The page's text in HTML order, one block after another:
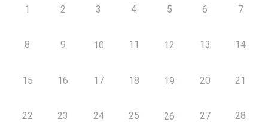
1 2 3 4 5 6 7
8 9 10 11 12 13 14
15 16 17 18 19 20 21
22 23 24 25 26 27 28